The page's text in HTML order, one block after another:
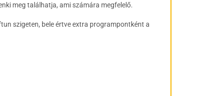
meg találhatja, ami számára megfelelő.
szigeten, bele értve extra programpontként a